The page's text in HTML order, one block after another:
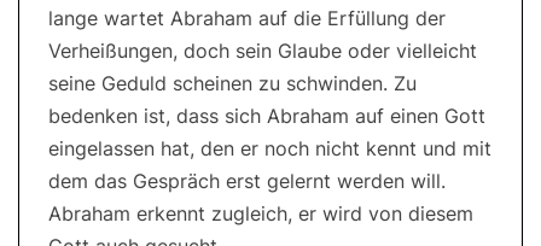
lange wartet Abraham auf die Erfüllung der
Verheißungen, doch sein Glaube oder vielleicht
seine Geduld scheinen zu schwinden. Zu
bedenken ist, dass sich Abraham auf einen Gott
eingelassen hat, den er noch nicht kennt und mit
dem das Gespräch erst gelernt werden will.
Abraham erkennt zugleich, er wird von diesem